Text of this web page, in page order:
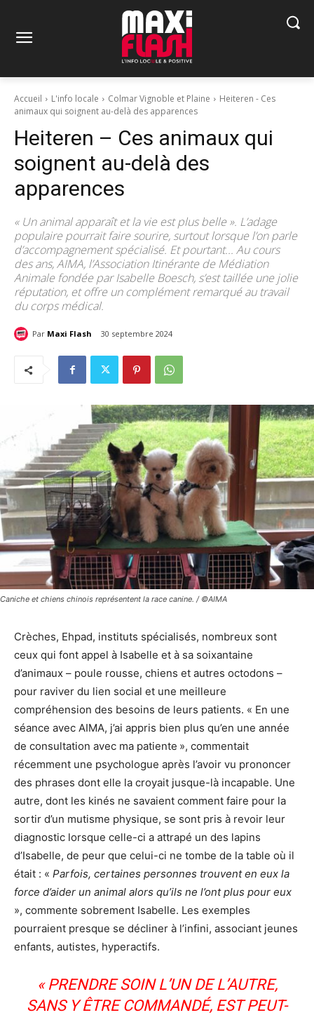
Accueil L'info locale Colmar Vignoble et Plaine
Heiteren - Ces
animaux qui soignent au-delà des apparences
Heiteren – Ces animaux qui
soignent au-delà des
apparences
« Un animal apparaît et la vie est plus belle ». L’adage
populaire pourrait faire sourire, surtout lorsque l’on parle
d’accompagnement spécialisé. Et pourtant... Au cours
des ans, AIMA, l’Association Itinérante de Médiation
Animale fondée par Isabelle Boesch, s’est taillée une jolie
réputation, et offre un complément remarqué au travail
du corps médical.
Par Maxi Flash 30 septembre 2024
Caniche et chiens chinois représentent la race canine. / ©AIMA
Crèches, Ehpad, instituts spécialisés, nombreux sont
ceux qui font appel à Isabelle et à sa soixantaine
d’animaux – poule rousse, chiens et autres octodons –
pour raviver du lien social et une meilleure
compréhension des besoins de leurs patients. « En une
séance avec AIMA, j’ai appris bien plus qu’en une année
de consultation avec ma patiente », commentait
récemment une psychologue après l’avoir vu prononcer
des phrases dont elle la croyait jusque-là incapable. Une
autre, dont les kinés ne savaient comment faire pour la
sortir d’un mutisme physique, se sont pris à revoir leur
diagnostic lorsque celle-ci a attrapé un des lapins
d’Isabelle, de peur que celui-ci ne tombe de la table où il
était : « Parfois, certaines personnes trouvent en eux la
force d’aider un animal alors qu’ils ne l’ont plus pour eux
», commente sobrement Isabelle. Les exemples
pourraient presque se décliner à l’infini, associant jeunes
enfants, autistes, hyperactifs.
« PRENDRE SOIN L’UN DE L’AUTRE,
SANS Y ÊTRE COMMANDÉ, EST PEUT-